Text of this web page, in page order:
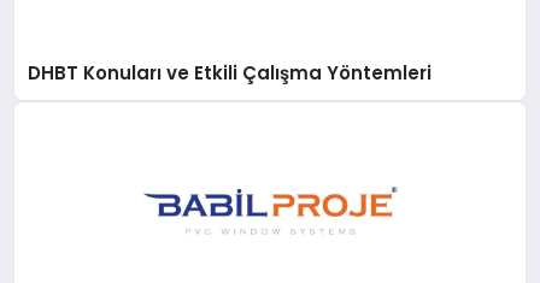
DHBT Konuları ve Etkili Çalışma Yöntemleri